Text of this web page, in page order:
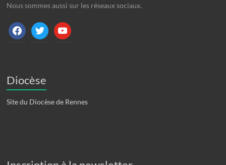
Nous sommes aussi sur les réseaux sociaux.
facebooktwitter youtube
Diocèse
Site du Diocèse de Rennes